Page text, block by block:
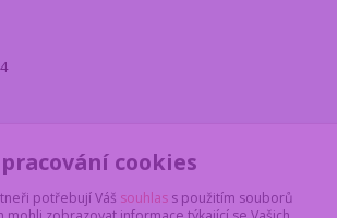
cookies
potřebují Váš souhlas s použitím souborů